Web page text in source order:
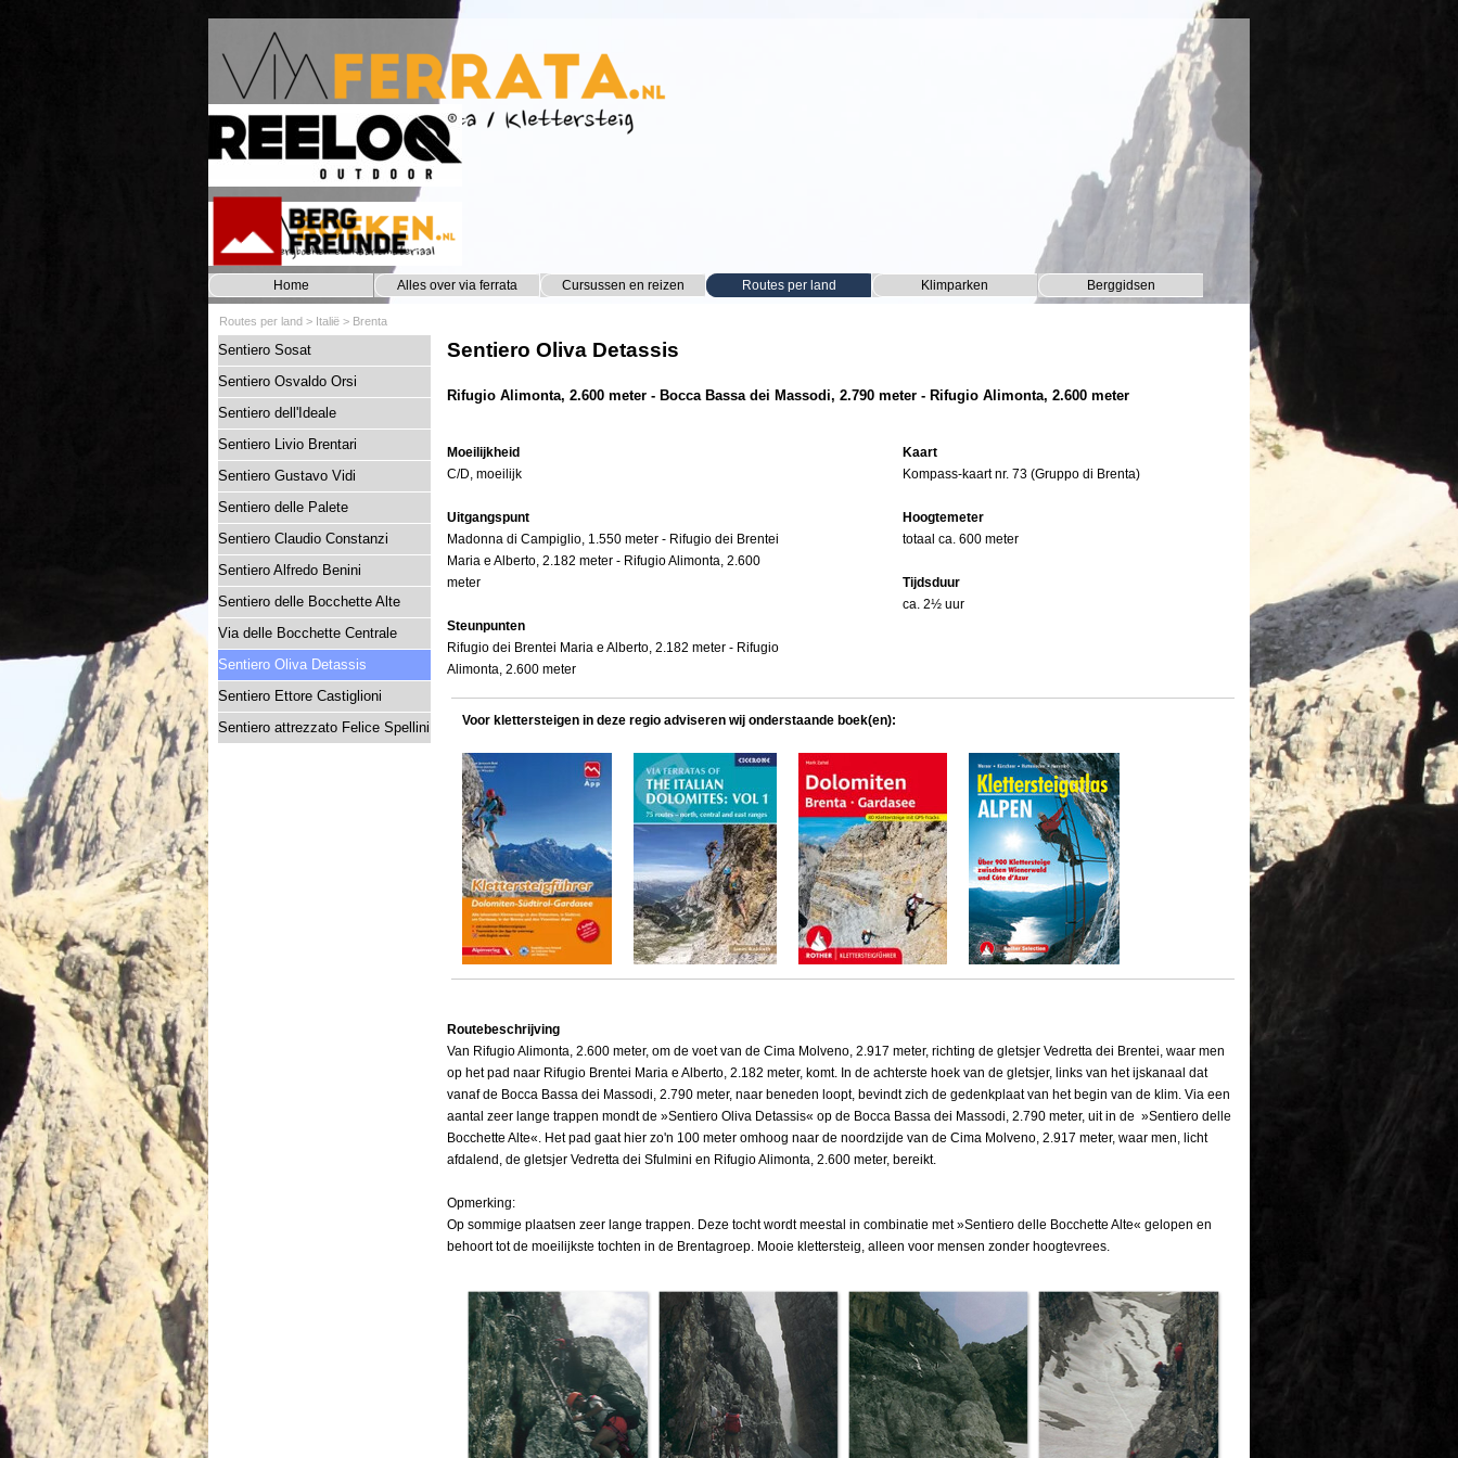
Menu overslaan
Home Alles over via ferrata ▼
Cursussen en reizen ▼
Routes per land ▼
Klimparken ▼
Berggidsen
Routes per land > Italië > Brenta
Sentiero Sosat
Sentiero Osvaldo Orsi
Sentiero dell'Ideale
Sentiero Livio Brentari
Sentiero Gustavo Vidi
Sentiero delle Palete
Sentiero Claudio Constanzi
Sentiero Alfredo Benini
Sentiero delle Bocchette Alte
Via delle Bocchette Centrale
Sentiero Oliva Detassis
Sentiero Ettore Castiglioni
Sentiero attrezzato Felice Spellini
Sentiero Oliva Detassis
Rifugio Alimonta, 2.600 meter - Bocca Bassa dei Massodi, 2.790 meter - Rifugio Alimonta, 2.600 meter
Moeilijkheid
C/D, moeilijk
Uitgangspunt
Madonna di Campiglio, 1.550 meter - Rifugio dei Brentei
Maria e Alberto, 2.182 meter - Rifugio Alimonta, 2.600
meter
Steunpunten
Rifugio dei Brentei Maria e Alberto, 2.182 meter - Rifugio
Alimonta, 2.600 meter
Kaart
Kompass-kaart nr. 73 (Gruppo di Brenta)
Hoogtemeter
totaal ca. 600 meter
Tijdsduur
ca. 2½ uur
Voor klettersteigen in deze regio adviseren wij onderstaande boek(en):
Routebeschrijving
Van Rifugio Alimonta, 2.600 meter, om de voet van de Cima Molveno, 2.917 meter, richting de gletsjer Vedretta dei Brentei, waar men
op het pad naar Rifugio Brentei Maria e Alberto, 2.182 meter, komt. In de achterste hoek van de gletsjer, links van het ijskanaal dat
vanaf de Bocca Bassa dei Massodi, 2.790 meter, naar beneden loopt, bevindt zich de gedenkplaat van het begin van de klim. Via een
aantal zeer lange trappen mondt de »Sentiero Oliva Detassis« op de Bocca Bassa dei Massodi, 2.790 meter, uit in de »Sentiero delle
Bocchette Alte«. Het pad gaat hier zo'n 100 meter omhoog naar de noordzijde van de Cima Molveno, 2.917 meter, waar men, licht
afdalend, de gletsjer Vedretta dei Sfulmini en Rifugio Alimonta, 2.600 meter, bereikt.
Opmerking:
Op sommige plaatsen zeer lange trappen. Deze tocht wordt meestal in combinatie met »Sentiero delle Bocchette Alte« gelopen en
behoort tot de moeilijkste tochten in de Brentagroep. Mooie klettersteig, alleen voor mensen zonder hoogtevrees.